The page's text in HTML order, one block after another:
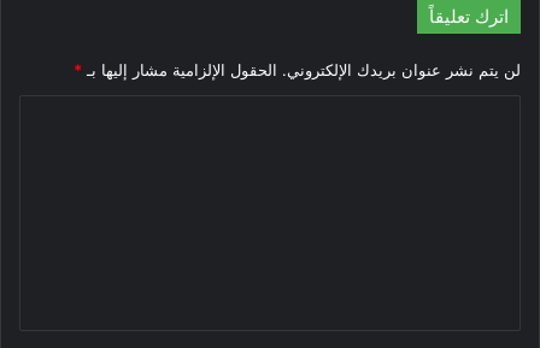
اترك تعليقاً
لن يتم نشر عنوان بريدك الإلكتروني. الحقول الإلزامية مشار إليها بـ *